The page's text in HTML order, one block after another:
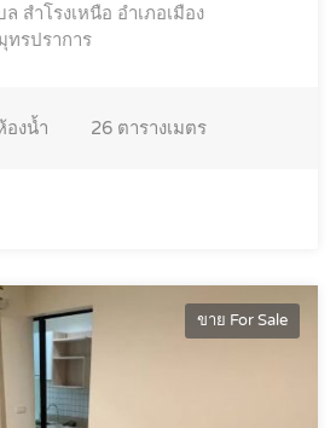
สำโรงเหนือ อำเภอเมือง
ทรปราการ
องน้ำ 26 ตารางเมตร
ขาย For Sale